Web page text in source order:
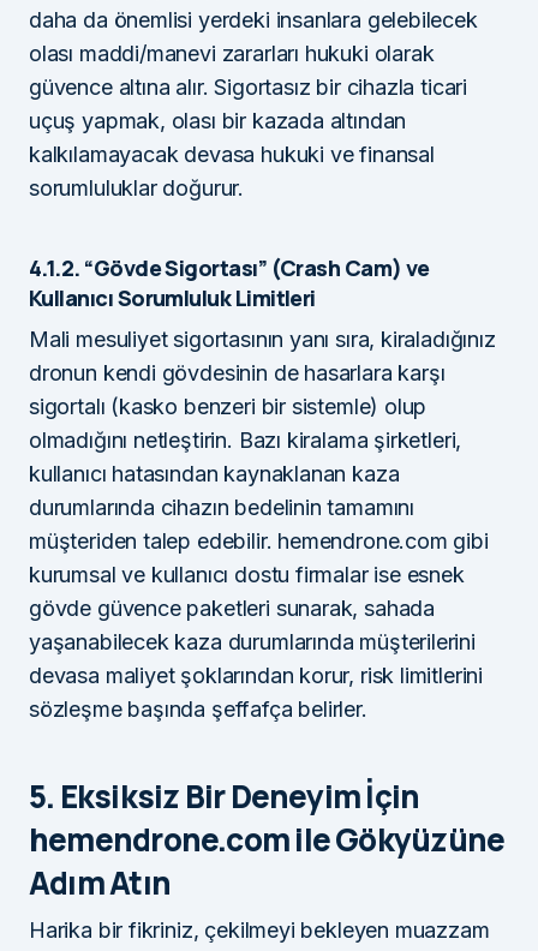
daha da önemlisi yerdeki insanlara gelebilecek
olası maddi/manevi zararları hukuki olarak
güvence altına alır. Sigortasız bir cihazla ticari
uçuş yapmak, olası bir kazada altından
kalkılamayacak devasa hukuki ve finansal
sorumluluklar doğurur.
4.1.2. “Gövde Sigortası” (Crash Cam) ve
Kullanıcı Sorumluluk Limitleri
Mali mesuliyet sigortasının yanı sıra, kiraladığınız
dronun kendi gövdesinin de hasarlara karşı
sigortalı (kasko benzeri bir sistemle) olup
olmadığını netleştirin. Bazı kiralama şirketleri,
kullanıcı hatasından kaynaklanan kaza
durumlarında cihazın bedelinin tamamını
müşteriden talep edebilir. hemendrone.com gibi
kurumsal ve kullanıcı dostu firmalar ise esnek
gövde güvence paketleri sunarak, sahada
yaşanabilecek kaza durumlarında müşterilerini
devasa maliyet şoklarından korur, risk limitlerini
sözleşme başında şeffafça belirler.
5. Eksiksiz Bir Deneyim İçin
hemendrone.com ile Gökyüzüne
Adım Atın
Harika bir fikriniz, çekilmeyi bekleyen muazzam